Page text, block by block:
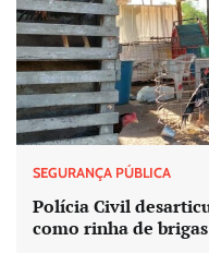
SEGURANÇA PÚBLICA
Polícia Civil
como rinha de